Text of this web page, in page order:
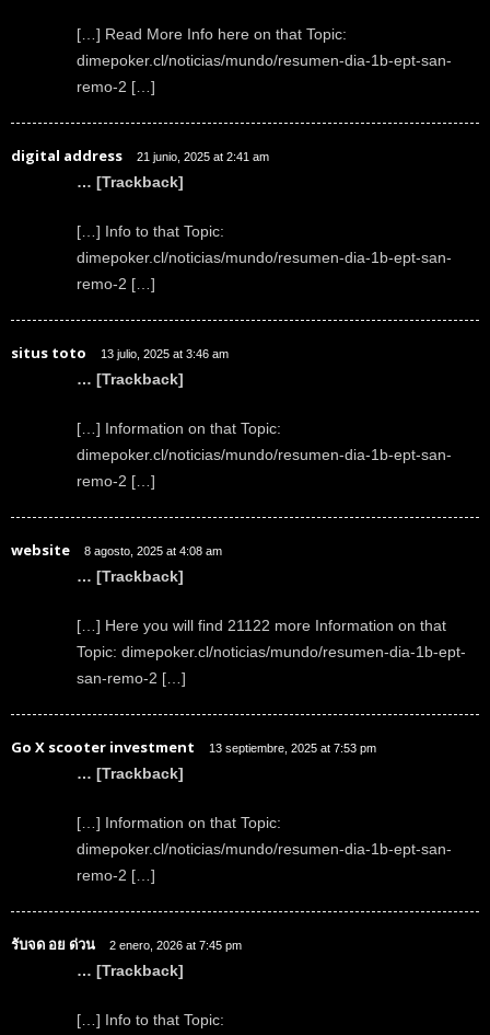
[…] Read More Info here on that Topic:
dimepoker.cl/noticias/mundo/resumen-dia-1b-ept-san-
remo-2 […]
digital address 21 junio, 2025 at 2:41 am
… [Trackback]
[…] Info to that Topic:
dimepoker.cl/noticias/mundo/resumen-dia-1b-ept-san-
remo-2 […]
situs toto 13 julio, 2025 at 3:46 am
… [Trackback]
[…] Information on that Topic:
dimepoker.cl/noticias/mundo/resumen-dia-1b-ept-san-
remo-2 […]
website 8 agosto, 2025 at 4:08 am
… [Trackback]
[…] Here you will find 21122 more Information on that
Topic: dimepoker.cl/noticias/mundo/resumen-dia-1b-ept-
san-remo-2 […]
Go X scooter investment 13 septiembre, 2025 at 7:53 pm
… [Trackback]
[…] Information on that Topic:
dimepoker.cl/noticias/mundo/resumen-dia-1b-ept-san-
remo-2 […]
รับจด อย ด่วน 2 enero, 2026 at 7:45 pm
… [Trackback]
[…] Info to that Topic: